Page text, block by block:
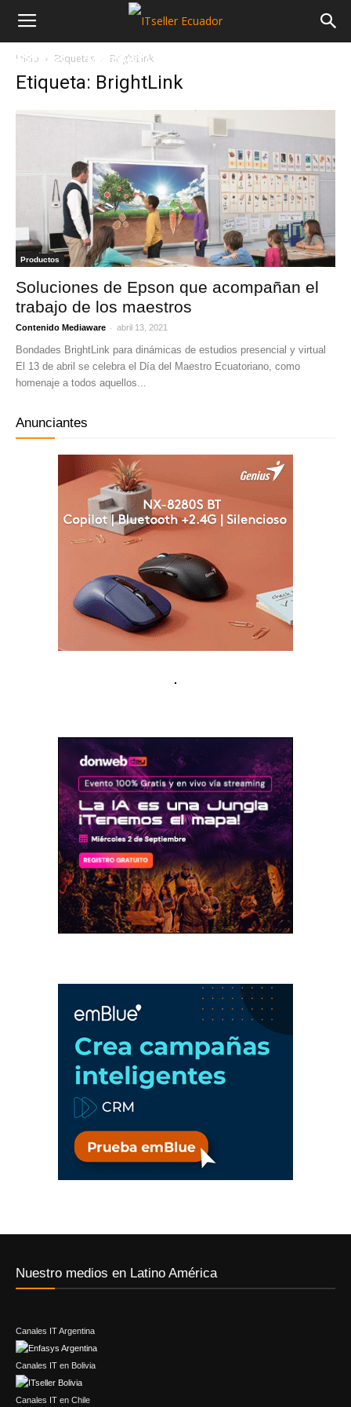
NOTICIAS MAYORISTAS
Inicio Etiquetas BrightLink
Etiqueta: BrightLink
Productos
Soluciones de Epson que acompañan el
trabajo de los maestros
Contenido Mediaware - abril 13, 2021
Bondades BrightLink para dinámicas de estudios presencial y virtual
El 13 de abril se celebra el Día del Maestro Ecuatoriano, como
homenaje a todos aquellos...
Anunciantes
Nuestro medios en Latino América
Canales IT Argentina
Canales IT en Bolivia
Canales IT en Chile